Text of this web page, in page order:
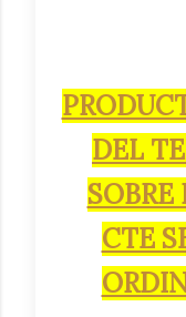
DEL
SOBRE
CTE